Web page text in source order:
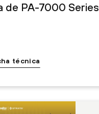
de PA-7000 Series
técnica